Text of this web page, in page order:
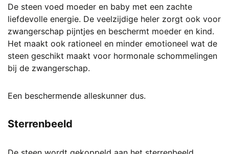
De steen voed moeder en baby met een zachte
liefdevolle energie. De veelzijdige heler zorgt ook voor
zwangerschap pijntjes en beschermt moeder en kind.
Het maakt ook rationeel en minder emotioneel wat de
steen geschikt maakt voor hormonale schommelingen
bij de zwangerschap.
Een beschermende alleskunner dus.
Sterrenbeeld